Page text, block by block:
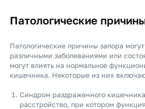
Патологические
Патологические причины запора
различными заболеваниями или
могут влиять на нормальное
кишечника. Некоторые из них
Синдром раздраженного
расстройство, при котором